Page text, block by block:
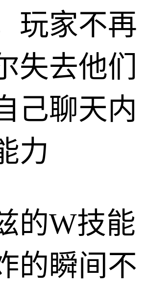
玩家不再
失去他们
己聊天内
力
的W技能
的瞬间不